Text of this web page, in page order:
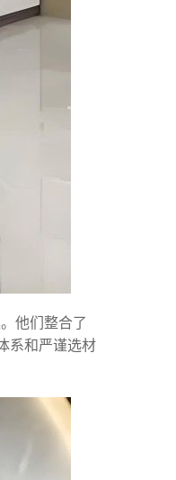
他们整合了
系和严谨选材